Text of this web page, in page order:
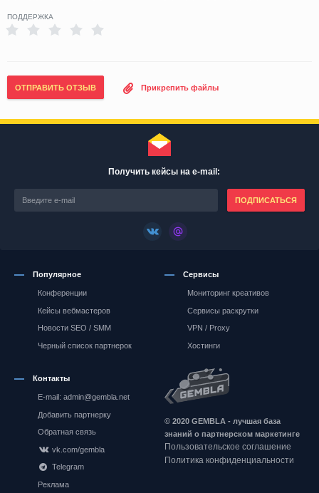
ПОДДЕРЖКА
ОТПРАВИТЬ ОТЗЫВ Прикрепить файлы
Получить кейсы на e-mail:
ПОДПИСАТЬСЯ
Популярное
Конференции
Кейсы вебмастеров
Новости SEO / SMM
Черный список партнерок
Сервисы
Мониторинг креативов
Сервисы раскрутки
VPN / Proxy
Хостинги
Контакты
E-mail: admin@gembla.net
Добавить партнерку
Обратная связь
vk.com/gembla
Telegram
Реклама
Gembla.net
© 2020 GEMBLA - лучшая база
знаний о партнерском маркетинге
Пользовательское соглашение
Политика конфиденциальности